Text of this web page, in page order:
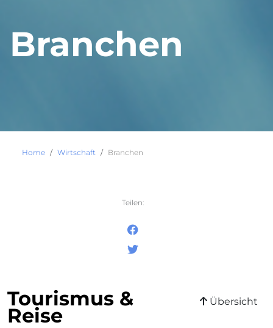
Branchen
Home Wirtschaft Branchen
Teilen:
Übersicht
Tourismus &
Reise